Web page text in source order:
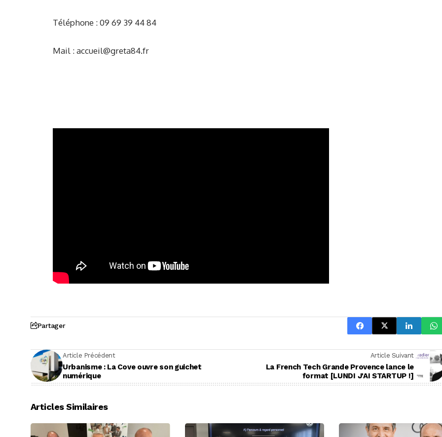
Téléphone : 09 69 39 44 84
Mail : accueil@greta84.fr
Partager
Article Précédent
Urbanisme : La Cove ouvre son guichet
numérique
Article Suivant
La French Tech Grande Provence lance le
format [LUNDI J'AI STARTUP !]
Articles Similaires